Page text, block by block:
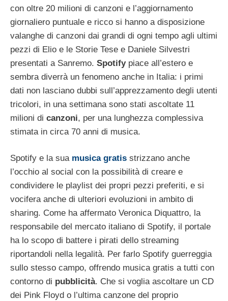
con oltre 20 milioni di canzoni e l’aggiornamento
giornaliero puntuale e ricco si hanno a disposizione
valanghe di canzoni dai grandi di ogni tempo agli ultimi
pezzi di Elio e le Storie Tese e Daniele Silvestri
presentati a Sanremo. Spotifypiace all’estero e
sembra diverrà un fenomeno anche in Italia: i primi
dati non lasciano dubbi sull’apprezzamento degli utenti
tricolori, in una settimana sono stati ascoltate 11
milioni di canzoni, per una lunghezza complessiva
stimata in circa 70 anni di musica.
Spotify e la sua musica gratis strizzano anche
l’occhio al social con la possibilità di creare e
condividere le playlist dei propri pezzi preferiti, e si
vocifera anche di ulteriori evoluzioni in ambito di
sharing. Come ha affermato Veronica Diquattro, la
responsabile del mercato italiano di Spotify, il portale
ha lo scopo di battere i pirati dello streaming
riportandoli nella legalità. Per farlo Spotify guerreggia
sullo stesso campo, offrendo musica gratis a tutti con
contorno di pubblicità. Che si voglia ascoltare un CD
dei Pink Floyd o l’ultima canzone del proprio